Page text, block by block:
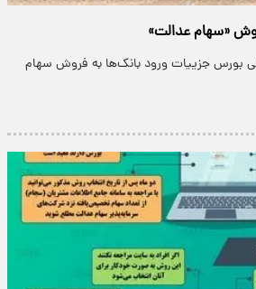
«سهام عدالت»
بورس جزییات ورود بانک‌ها به فروش سهام